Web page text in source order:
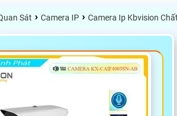
Sát › Camera IP › Camera Ip Kbvision